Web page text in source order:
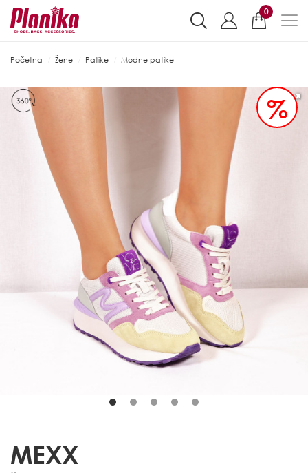
0
Početna Žene Patike Modne patike
%
MEXX